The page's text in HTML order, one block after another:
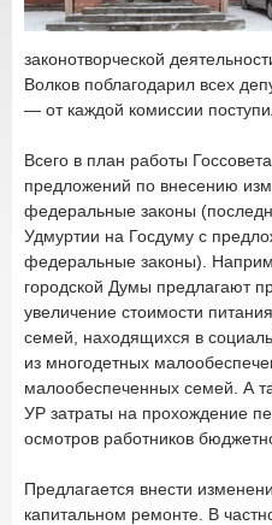
законотворческой
Волков поблагодарил всех
— от каждой комиссии
Всего в план работы
предложений по внесению
федеральные законы
Удмуртии на Госдуму с
федеральные законы).
городской Думы предлагают
увеличение стоимости
семей, находящихся в
из многодетных
малообеспеченных семей. А
УР затраты на прохождение
осмотров работников
Предлагается внести
капитальном ремонте. В